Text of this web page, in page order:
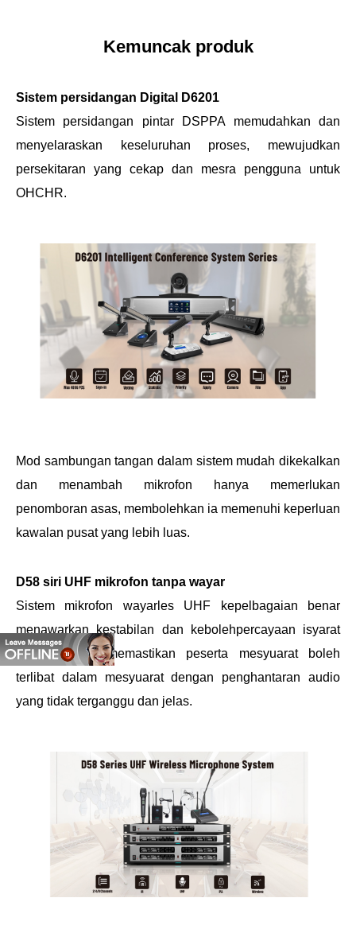
Kemuncak produk
Sistem persidangan Digital D6201
Sistem persidangan pintar DSPPA memudahkan dan
menyelaraskan keseluruhan proses, mewujudkan
persekitaran yang cekap dan mesra pengguna untuk
OHCHR.
Mod sambungan tangan dalam sistem mudah dikekalkan
dan menambah mikrofon hanya memerlukan
penomboran asas, membolehkan ia memenuhi keperluan
kawalan pusat yang lebih luas.
D58 siri UHF mikrofon tanpa wayar
Sistem mikrofon wayarles UHF kepelbagaian benar
menawarkan kestabilan dan kebolehpercayaan isyarat
yang unggul, memastikan peserta mesyuarat boleh
terlibat dalam mesyuarat dengan penghantaran audio
yang tidak terganggu dan jelas.